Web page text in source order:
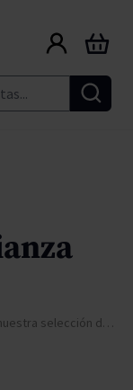
Carrito
¡Déjate seducir por nuestra¡Déjate seducir por nuestra selección de